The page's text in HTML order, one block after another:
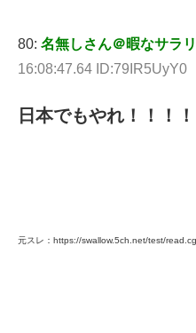
80: 名無しさん＠暇なサラ
16:08:47.64 ID:79IR5UyY0
日本でもやれ！！！
元スレ：https://swallow.5ch.net/test/